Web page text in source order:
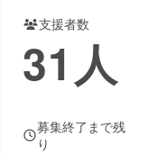
支援者数
31 人
募集終了まで残
り